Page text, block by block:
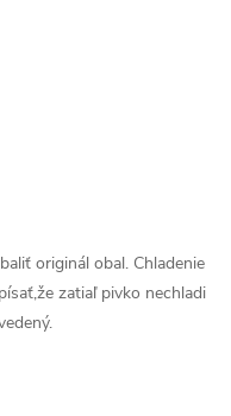
originál obal. Chladenie
zatiaľ pivko nechladi